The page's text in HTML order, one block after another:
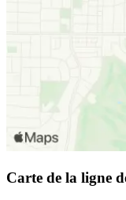
Carte de la ligne